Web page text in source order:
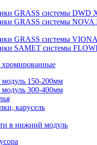
GRASS системы DWD
GRASS системы NOVA
GRASS системы
SAMET системы
150-200мм
300-400мм
карусель
в нижний модуль